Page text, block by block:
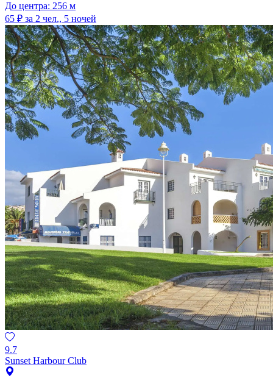
До центра: 256 м
65 ₽ за 2 чел., 5 ночей
9.7
Sunset Harbour Club